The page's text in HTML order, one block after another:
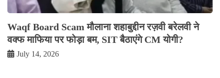
Waqf Board Scam मौलाना शहाबुद्दीन रज़वी बरेलवी ने
वक्फ माफिया पर फोड़ा बम, SIT बैठाएंगे CM योगी?
July 14, 2026